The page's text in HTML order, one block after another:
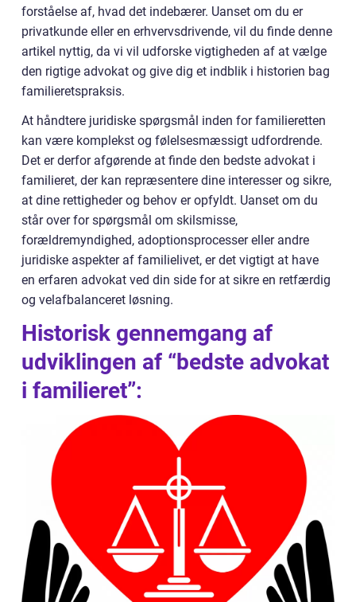
forståelse af, hvad det indebærer. Uanset om du er
privatkunde eller en erhvervsdrivende, vil du finde denne
artikel nyttig, da vi vil udforske vigtigheden af at vælge
den rigtige advokat og give dig et indblik i historien bag
familieretspraksis.
At håndtere juridiske spørgsmål inden for familieretten
kan være komplekst og følelsesmæssigt udfordrende.
Det er derfor afgørende at finde den bedste advokat i
familieret, der kan repræsentere dine interesser og sikre,
at dine rettigheder og behov er opfyldt. Uanset om du
står over for spørgsmål om skilsmisse,
forældremyndighed, adoptionsprocesser eller andre
juridiske aspekter af familielivet, er det vigtigt at have
en erfaren advokat ved din side for at sikre en retfærdig
og velafbalanceret løsning.
Historisk gennemgang af
udviklingen af “bedste advokat
i familieret”: